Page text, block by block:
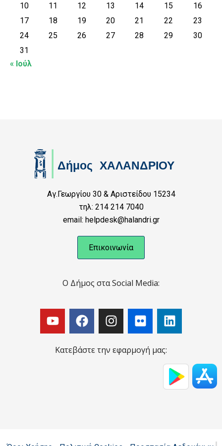
10
11 12 13 14 15
16
17
18 19 20 21 22
23
24
25 26 27 28 29
30
31
« Ιούλ
Αγ.Γεωργίου 30 & Αριστείδου 15234
τηλ: 214 214 7040
email: helpdesk@halandri.gr
Επικοινωνία
Ο Δήμος στα Social Media:
Κατεβάστε την εφαρμογή μας: